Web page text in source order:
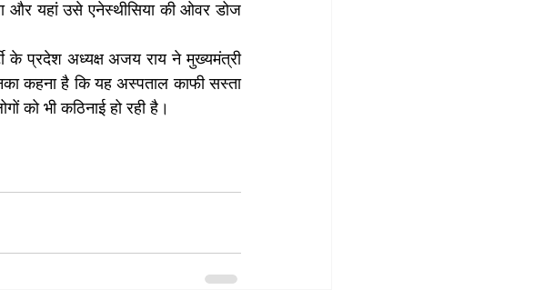
और यहां उसे एनेस्थीसिया की ओवर डोज
के प्रदेश अध्यक्ष अजय राय ने मुख्यमंत्री
कहना है कि यह अस्पताल काफी सस्ता
को भी कठिनाई हो रही है।